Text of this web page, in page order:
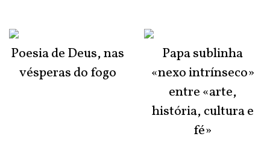
Poesia de Deus, nas
vésperas do fogo
Papa sublinha
«nexo intrínseco»
entre «arte,
história, cultura e
fé»